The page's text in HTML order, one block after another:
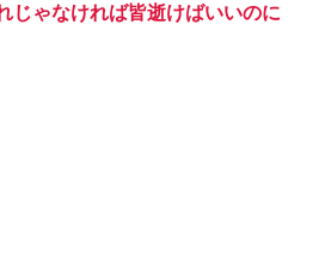
じゃなければ皆逝けばいいのに